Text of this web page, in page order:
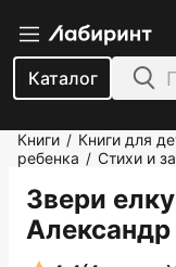
Каталог
Книги / Книги для
ребенка / Стихи и
Звери